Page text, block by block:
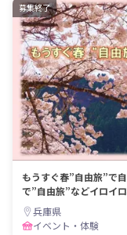
募集終了
もうすぐ春”自由旅”で
で”自由旅”などイロイ
兵庫県
イベント・体験